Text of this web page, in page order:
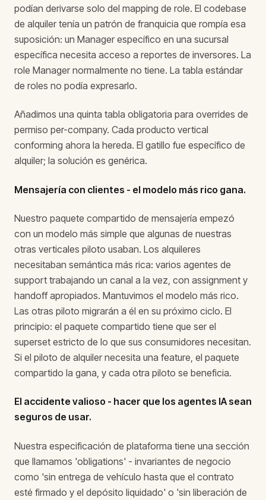
podían derivarse solo del mapping de role. El codebase
de alquiler tenía un patrón de franquicia que rompía esa
suposición: un Manager específico en una sucursal
específica necesita acceso a reportes de inversores. La
role Manager normalmente no tiene. La tabla estándar
de roles no podía expresarlo.
Añadimos una quinta tabla obligatoria para overrides de
permiso per-company. Cada producto vertical
conforming ahora la hereda. El gatillo fue específico de
alquiler; la solución es genérica.
Mensajería con clientes - el modelo más rico gana.
Nuestro paquete compartido de mensajería empezó
con un modelo más simple que algunas de nuestras
otras verticales piloto usaban. Los alquileres
necesitaban semántica más rica: varios agentes de
support trabajando un canal a la vez, con assignment y
handoff apropiados. Mantuvimos el modelo más rico.
Las otras piloto migrarán a él en su próximo ciclo. El
principio: el paquete compartido tiene que ser el
superset estricto de lo que sus consumidores necesitan.
Si el piloto de alquiler necesita una feature, el paquete
compartido la gana, y cada otra piloto se beneficia.
El accidente valioso - hacer que los agentes IA sean
seguros de usar.
Nuestra especificación de plataforma tiene una sección
que llamamos 'obligations' - invariantes de negocio
como 'sin entrega de vehículo hasta que el contrato
esté firmado y el depósito liquidado' o 'sin liberación de